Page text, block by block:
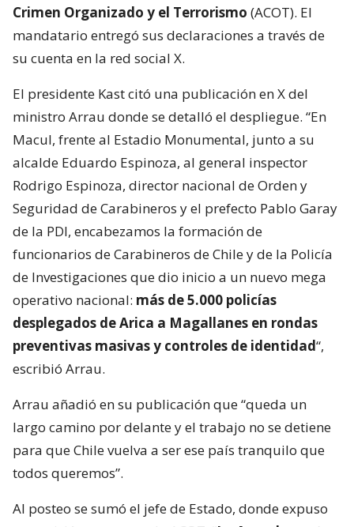
Crimen Organizado y el Terrorismo (ACOT). El
mandatario entregó sus declaraciones a través de
su cuenta en la red social X.
El presidente Kast citó una publicación en X del
ministro Arrau donde se detalló el despliegue. “En
Macul, frente al Estadio Monumental, junto a su
alcalde Eduardo Espinoza, al general inspector
Rodrigo Espinoza, director nacional de Orden y
Seguridad de Carabineros y el prefecto Pablo Garay
de la PDI, encabezamos la formación de
funcionarios de Carabineros de Chile y de la Policía
de Investigaciones que dio inicio a un nuevo mega
operativo nacional: más de 5.000 policías
desplegados de Arica a Magallanes en rondas
preventivas masivas y controles de identidad“,
escribió Arrau.
Arrau añadió en su publicación que “queda un
largo camino por delante y el trabajo no se detiene
para que Chile vuelva a ser ese país tranquilo que
todos queremos”.
Al posteo se sumó el jefe de Estado, donde expuso